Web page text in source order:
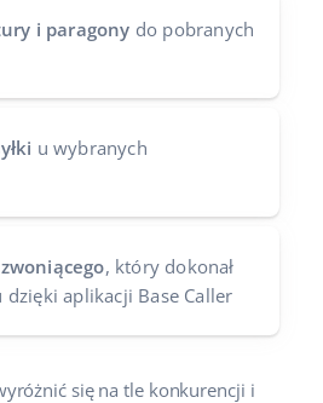
i paragony do pobranych
u wybranych
, który dokonał
dzięki aplikacji Base Caller
się na tle konkurencji i